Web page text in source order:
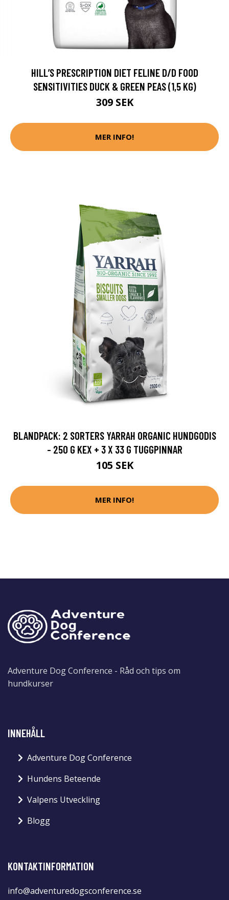
HILL’S PRESCRIPTION DIET FELINE D/D FOOD
SENSITIVITIES DUCK & GREEN PEAS (1,5 KG)
309 SEK
MER INFO!
BLANDPACK: 2 SORTERS YARRAH ORGANIC HUNDGODIS
- 250 G KEX + 3 X 33 G TUGGPINNAR
105 SEK
MER INFO!
Adventure Dog Conference - Råd och tips om
hundkurser
INNEHÅLL
Adventure Dog Conference
Hundens Beteende
Valpens Utveckling
Blogg
KONTAKTINFORMATION
info@adventuredogsconference.se